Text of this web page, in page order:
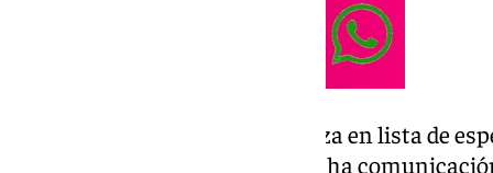
Si al solicitante se le asigna plaza en lista de
para aceptarla o rechazarla. Dicha